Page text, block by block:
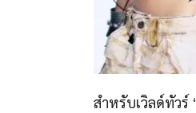
สำหรับเวิลด์ทัวร์ ‘